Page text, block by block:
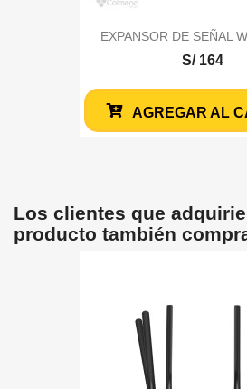
EXPANSOR DE SEÑAL
S/ 164
AGREGAR AL
Los clientes que
producto también